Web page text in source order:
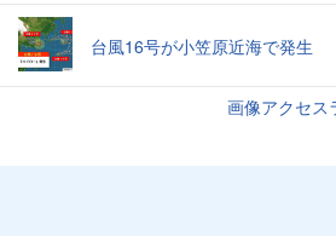
台風16号が小笠原近海で発生
画像アクセス